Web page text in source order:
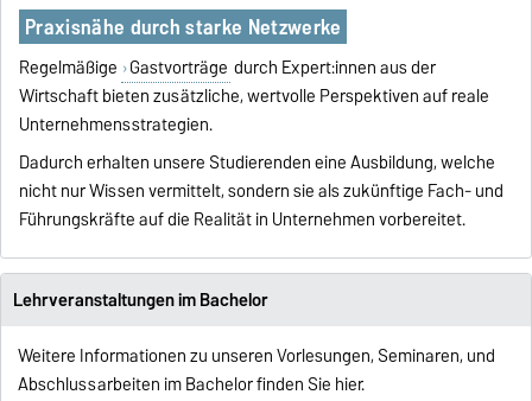
Praxisnähe durch starke Netzwerke
Regelmäßige Gastvorträge durch Expert:innen aus der
Wirtschaft bieten zusätzliche, wertvolle Perspektiven auf reale
Unternehmensstrategien.
Dadurch erhalten unsere Studierenden eine Ausbildung, welche
nicht nur Wissen vermittelt, sondern sie als zukünftige Fach- und
Führungskräfte auf die Realität in Unternehmen vorbereitet.
Lehrveranstaltungen im Bachelor
Weitere Informationen zu unseren Vorlesungen, Seminaren, und
Abschlussarbeiten im Bachelor finden Sie hier.